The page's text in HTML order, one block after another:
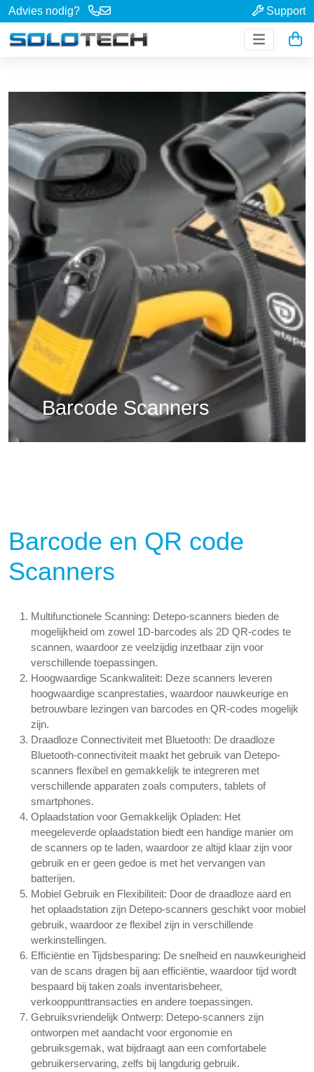
Advies nodig? Support
Barcode Scanners
Barcode en QR code
Scanners
Multifunctionele Scanning: Detepo-scanners bieden de
mogelijkheid om zowel 1D-barcodes als 2D QR-codes te
scannen, waardoor ze veelzijdig inzetbaar zijn voor
verschillende toepassingen.
Hoogwaardige Scankwaliteit: Deze scanners leveren
hoogwaardige scanprestaties, waardoor nauwkeurige en
betrouwbare lezingen van barcodes en QR-codes mogelijk
zijn.
Draadloze Connectiviteit met Bluetooth: De draadloze
Bluetooth-connectiviteit maakt het gebruik van Detepo-
scanners flexibel en gemakkelijk te integreren met
verschillende apparaten zoals computers, tablets of
smartphones.
Oplaadstation voor Gemakkelijk Opladen: Het
meegeleverde oplaadstation biedt een handige manier om
de scanners op te laden, waardoor ze altijd klaar zijn voor
gebruik en er geen gedoe is met het vervangen van
batterijen.
Mobiel Gebruik en Flexibiliteit: Door de draadloze aard en
het oplaadstation zijn Detepo-scanners geschikt voor mobiel
gebruik, waardoor ze flexibel zijn in verschillende
werkinstellingen.
Efficiëntie en Tijdsbesparing: De snelheid en nauwkeurigheid
van de scans dragen bij aan efficiëntie, waardoor tijd wordt
bespaard bij taken zoals inventarisbeheer,
verkooppunttransacties en andere toepassingen.
Gebruiksvriendelijk Ontwerp: Detepo-scanners zijn
ontworpen met aandacht voor ergonomie en
gebruiksgemak, wat bijdraagt aan een comfortabele
gebruikerservaring, zelfs bij langdurig gebruik.